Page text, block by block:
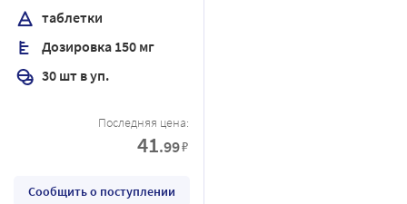
таблетки
Дозировка 150 мг
30 шт в уп.
Последняя цена:
41.99₽
Сообщить о поступлении